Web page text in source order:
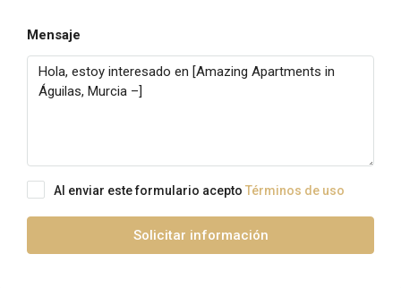
Mensaje
Al enviar este formulario acepto Términos de uso
Solicitar información